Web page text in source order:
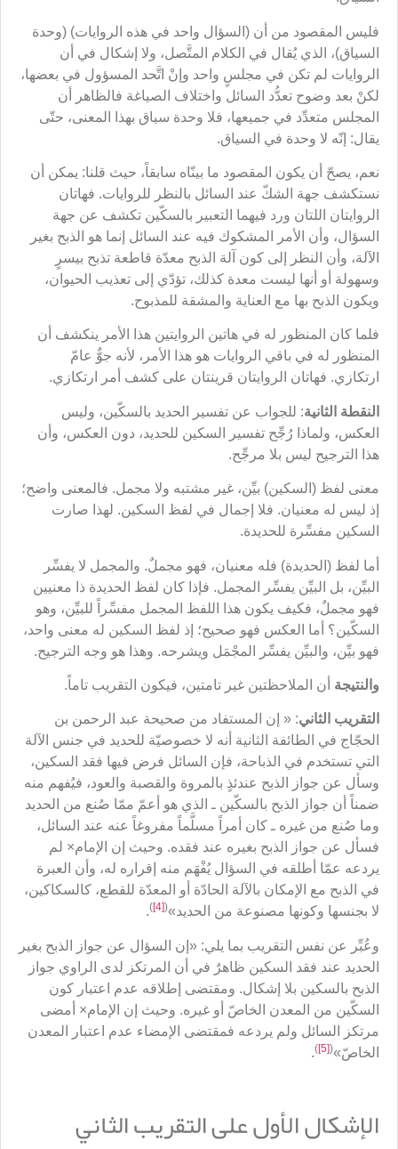
فليس المقصود من أن (السؤال واحد في هذه الروايات) (وحدة
السياق)، الذي يُقال في الكلام المتَّصل، ولا إشكال في أن
الروايات لم تكن في مجلسٍ واحد وإنْ اتَّحد المسؤول في بعضها،
لكنْ بعد وضوح تعدُّد السائل واختلاف الصياغة فالظاهر أن
المجلس متعدِّد في جميعها، فلا وحدة سياق بهذا المعنى، حتّى
يقال: إنّه لا وحدة في السياق.
نعم، يصحّ أن يكون المقصود ما بينّاه سابقاً، حيث قلنا: يمكن أن
نستكشف جهة الشكّ عند السائل بالنظر للروايات. فهاتان
الروايتان اللتان ورد فيهما التعبير بالسكّين تكشف عن جهة
السؤال، وأن الأمر المشكوك فيه عند السائل إنما هو الذبح بغير
الآلة، وأن النظر إلى كون آلة الذبح معدّة قاطعة تذبح بيسرٍ
وسهولة أو أنها ليست معدة كذلك، تؤدّي إلى تعذيب الحيوان،
ويكون الذبح بها مع العناية والمشقة للمذبوح.
فلما كان المنظور له في هاتين الروايتين هذا الأمر ينكشف أن
المنظور له في باقي الروايات هو هذا الأمر، لأنه جوٌّ عامّ
ارتكازي. فهاتان الروايتان قرينتان على كشف أمر ارتكازي.
النقطة الثانية: للجواب عن تفسير الحديد بالسكّين، وليس
العكس، ولماذا رُجِّح تفسير السكين للحديد، دون العكس، وأن
هذا الترجيح ليس بلا مرجِّح.
معنى لفظ (السكين) بيِّن، غير مشتبه ولا مجمل. فالمعنى واضح؛
إذ ليس له معنيان. فلا إجمال في لفظ السكين. لهذا صارت
السكين مفسِّرة للحديدة.
أما لفظ (الحديدة) فله معنيان، فهو مجملٌ. والمجمل لا يفسِّر
البيِّن، بل البيِّن يفسِّر المجمل. فإذا كان لفظ الحديدة ذا معنيين
فهو مجملٌ، فكيف يكون هذا اللفظ المجمل مفسِّراً للبيِّن، وهو
السكّين؟ أما العكس فهو صحيح؛ إذ لفظ السكين له معنى واحد،
فهو بيِّن، والبيِّن يفسِّر المجْمَل ويشرحه. وهذا هو وجه الترجيح.
والنتيجة أن الملاحظتين غير تامتين، فيكون التقريب تاماً.
التقريب الثاني: « إن المستفاد من صحيحة عبد الرحمن بن
الحجّاج في الطائفة الثانية أنه لا خصوصيّة للحديد في جنس الآلة
التي تستخدم في الذباحة، فإن السائل فرض فيها فقد السكين،
وسأل عن جواز الذبح عندئذٍ بالمروة والقصبة والعود، فيُفهم منه
ضمناً أن جواز الذبح بالسكّين ـ الذي هو أعمّ ممّا صُنع من الحديد
وما صُنع من غيره ـ كان أمراً مسلَّماً مفروغاً عنه عند السائل،
فسأل عن جواز الذبح بغيره عند فقده. وحيث إن الإمام× لم
يردعه عمّا أطلقه في السؤال يُفْهَم منه إقراره له، وأن العبرة
في الذبح مع الإمكان بالآلة الحادّة أو المعدّة للقطع، كالسكاكين،
لا بجنسها وكونها مصنوعة من الحديد»(
[4]
)
.
وعُبِّر عن نفس التقريب بما يلي: «إن السؤال عن جواز الذبح بغير
الحديد عند فقد السكين ظاهرٌ في أن المرتكز لدى الراوي جواز
الذبح بالسكين بلا إشكال. ومقتضى إطلاقه عدم اعتبار كون
السكّين من المعدن الخاصّ أو غيره. وحيث إن الإمام× أمضى
مرتكز السائل ولم يردعه فمقتضى الإمضاء عدم اعتبار المعدن
الخاصّ»(
[5]
)
.
الإشكال الأول على التقريب الثاني